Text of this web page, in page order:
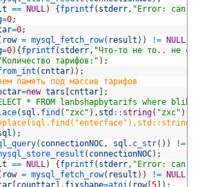
== NULL) { fprintf( stderr, "Error: can't
=0;
=0;
row = mysql_fetch_row( result ) ) != NULL
=0) { fprintf( stderr, "Что-то не то.. не
тарифов:" ) ;
( cnttar) ) ;
память под массив тарифов
=new tars cnttar
;
* FROM lanbshapbytarifs where
( sql . find ( "zxc" ) , std :: string( "zxc" )
) ;
( connectionNOC, sql . c_str( ) ) !=
( connectionNOC) ;
== NULL) { fprintf( stderr, "Error: can't
row = mysql_fetch_row( result ) ) != NULL